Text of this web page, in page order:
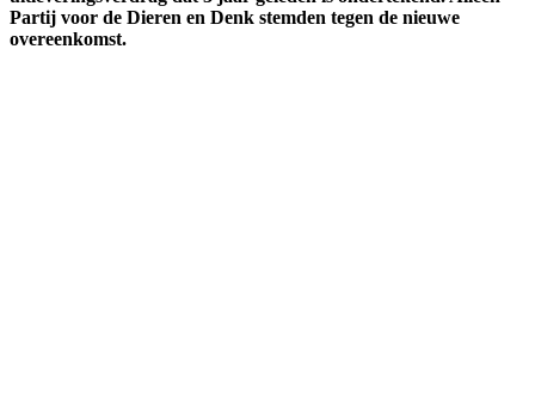
Partij voor de Dieren en Denk stemden tegen de nieuwe
overeenkomst.